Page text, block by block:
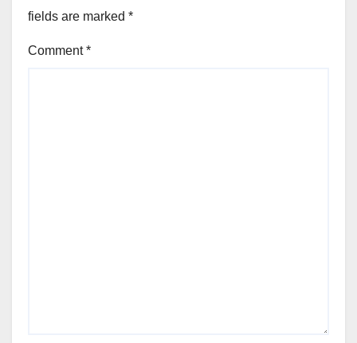
fields are marked *
Comment*